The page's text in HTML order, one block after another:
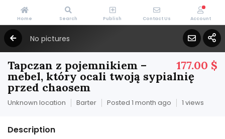
No pictures
177.00 $
Tapczan z pojemnikiem –
mebel, który ocali twoją sypialnię
przed chaosem
Unknown location Barter Posted 1 month ago 1 views
Description
Home Search Publish Contact Us Account